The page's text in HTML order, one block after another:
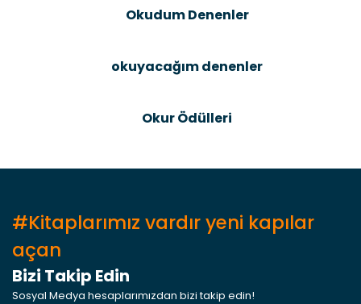
Okudum Denenler
okuyacağım denenler
Okur Ödülleri
#Kitaplarımız vardır yeni kapılar
açan
Bizi Takip Edin
Sosyal Medya hesaplarımızdan bizi takip edin!